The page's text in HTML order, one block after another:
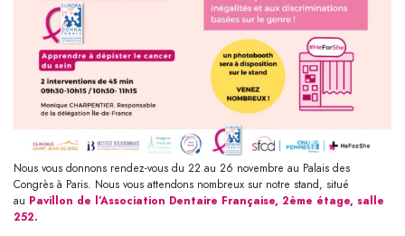
Nous vous donnons rendez-vous du 22 au 26 novembre au Palais des
Congrès à Paris. Nous vous attendons nombreux sur notre stand, situé
au Pavillon de l’Association Dentaire Française, 2ème étage, salle
252.